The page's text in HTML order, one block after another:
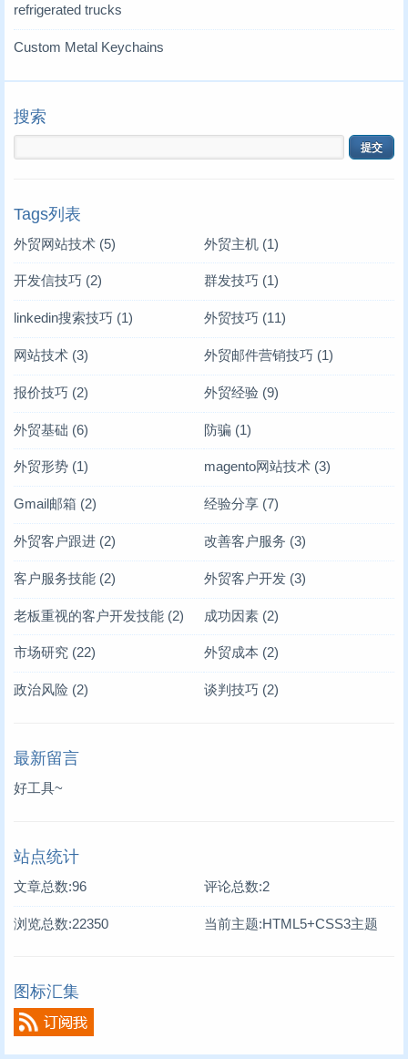
refrigerated trucks
Custom Metal Keychains
搜索
Tags列表
外贸网站技术 (5) 外贸主机 (1)
开发信技巧 (2) 群发技巧 (1)
linkedin搜索技巧 (1) 外贸技巧 (11)
网站技术 (3) 外贸邮件营销技巧 (1)
报价技巧 (2) 外贸经验 (9)
外贸基础 (6) 防骗 (1)
外贸形势 (1) magento网站技术 (3)
Gmail邮箱 (2) 经验分享 (7)
外贸客户跟进 (2) 改善客户服务 (3)
客户服务技能 (2) 外贸客户开发 (3)
老板重视的客户开发技能 (2) 成功因素 (2)
市场研究 (22) 外贸成本 (2)
政治风险 (2) 谈判技巧 (2)
最新留言
好工具~
站点统计
文章总数:96 评论总数:2
浏览总数:22350 当前主题:HTML5+CSS3主题
图标汇集